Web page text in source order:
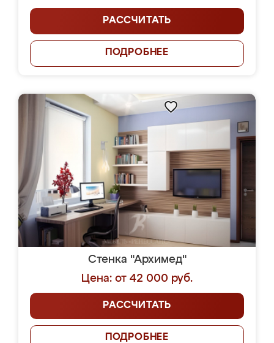
РАССЧИТАТЬ
ПОДРОБНЕЕ
Стенка "Архимед"
Цена: от 42 000 руб.
РАССЧИТАТЬ
ПОДРОБНЕЕ